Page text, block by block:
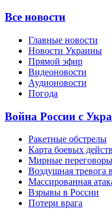
Все новости
Главные новости
Новости Украины
Прямой эфир
Видеоновости
Аудионовости
Погода
Война России с
Ракетные обстрелы
Карта боевых
Мирные переговоры
Воздушная тревога
Массированная
Взрывы в России
Потери врага